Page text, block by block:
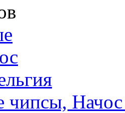
чипсы,